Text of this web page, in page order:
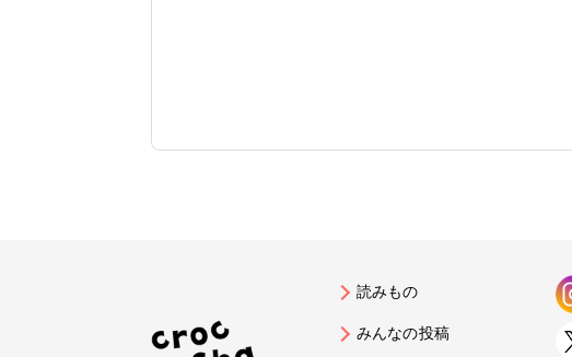
読みもの
みんなの投稿